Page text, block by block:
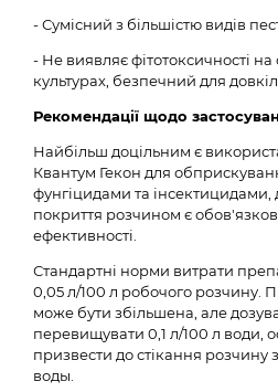
- Сумісний з більшістю видів
- Не виявляє фітотоксичності
культурах, безпечний для
Рекомендації щодо
Найбільш доцільним є
Квантум Гекон для
фунгіцидами та інсектицидами,
покриття розчином є
ефективності.
Стандартні норми витрати
0,05 л/100 л робочого розчину.
може бути збільшена, але
перевищувати 0,1 л/100 л води,
призвести до стікання
воды.